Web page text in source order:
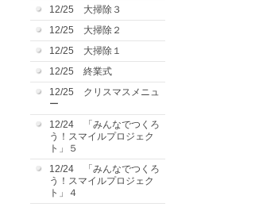
12/25 大掃除３
12/25 大掃除２
12/25 大掃除１
12/25 終業式
12/25 クリスマスメニュ
ー
12/24 「みんなでつくろ
う！スマイルプロジェク
ト」５
12/24 「みんなでつくろ
う！スマイルプロジェク
ト」４